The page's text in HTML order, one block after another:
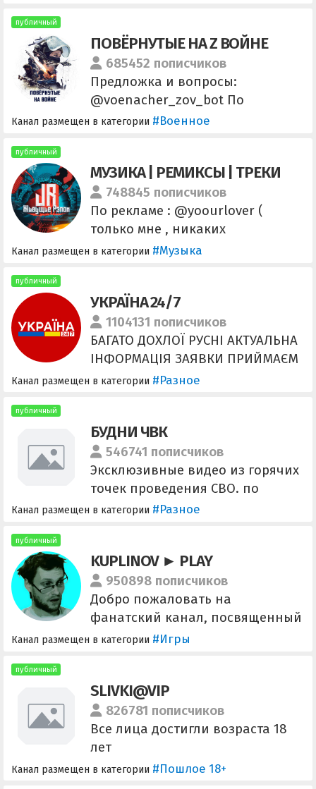
публичный
ПОВЁРНУТЫЕ НА Z ВОЙНЕ
685452 пописчиков
Предложка и вопросы:
@voenacher_zov_bot По
вопросам рекламы:
информацию о ВРАГЕ!
Канал размещен в категории #Военное
публичный
МУЗИКА | РЕМИКСЫ | ТРЕКИ
748845 пописчиков
По рекламе : @yoourlover (
только мне , никаких
менеджеров нету )
Канал размещен в категории #Музыка
публичный
УКРАЇНА 24/7
1104131 пописчиков
БАГАТО ДОХЛОЇ РУСНІ АКТУАЛЬНА
ІНФОРМАЦІЯ ЗАЯВКИ ПРИЙМАЄМ
ШВИДКО
Канал размещен в категории #Разное
публичный
БУДНИ ЧВК
546741 пописчиков
Эксклюзивные видео из горячих
точек проведения СВО. по
рекламе/сотрудничество:
@Andy_stoone2, @DonnyDAK,
@vazhnyy_adm Канал
поклонников музыкального
творчества Вагнера
Канал размещен в категории #Разное
публичный
KUPLINOV ► PLAY
950898 пописчиков
Добро пожаловать на
фанатский канал, посвященный
творчеству Дмитрия Куплинова.
#выносмозга #индихоррор
#давайглянем #кооп Локальные:
#мем #хайлайт #нарезка #стрим
Обращаться с вопросами к
@ifelsefalsetrue
Канал размещен в категории #Игры
публичный
SLIVKI@VIP
826781 пописчиков
Все лица достигли возраста 18
лет
Канал размещен в категории #Пошлое 18+